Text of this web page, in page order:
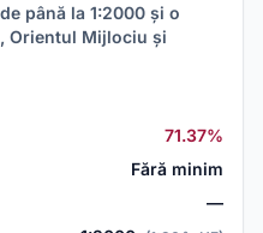
până la 1:2000 și o
Orientul Mijlociu și
71.37%
Fără minim
—